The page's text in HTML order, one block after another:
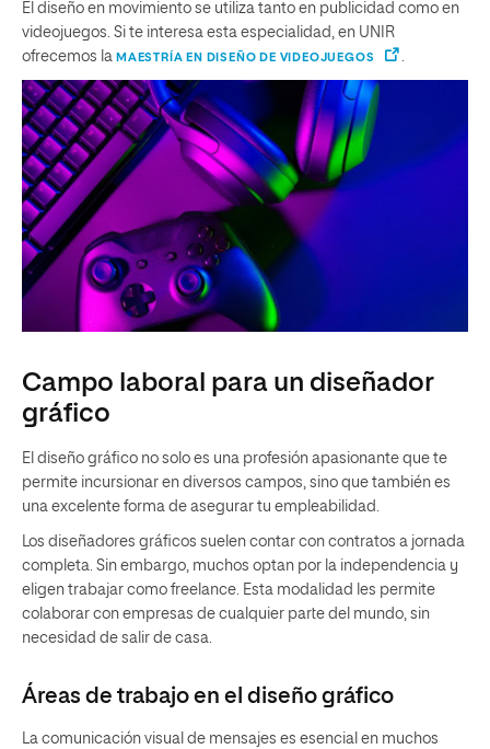
El diseño en movimiento se utiliza tanto en publicidad como en
videojuegos. Si te interesa esta especialidad, en UNIR
ofrecemos la MAESTRÍA EN DISEÑO DE VIDEOJUEGOS .
Campo laboral para un diseñador
gráfico
El diseño gráfico no solo es una profesión apasionante que te
permite incursionar en diversos campos, sino que también es
una excelente forma de asegurar tu empleabilidad.
Los diseñadores gráficos suelen contar con contratos a jornada
completa. Sin embargo, muchos optan por la independencia y
eligen trabajar como freelance. Esta modalidad les permite
colaborar con empresas de cualquier parte del mundo, sin
necesidad de salir de casa.
Áreas de trabajo en el diseño gráfico
La comunicación visual de mensajes es esencial en muchos